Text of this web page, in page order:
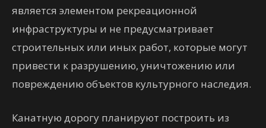
является элементом рекреационной
инфраструктуры и не предусматривает
строительных или иных работ, которые могут
привести к разрушению, уничтожению или
повреждению объектов культурного наследия.
Канатную дорогу планируют построить из